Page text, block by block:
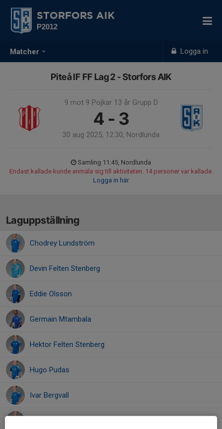
Matcher Logga in
STORFORS AIK
P2012
Piteå IF FF Lag 2 - Storfors AIK
9 mot 9 Pojkar 13 år Grupp D
4 - 3
30 aug 2025, 12:30, Nordlunda
Samling 11:45, Nordlunda
Endast kallade kunde anmäla sig till aktiviteten. 14 personer var kallade.
Logga in här
Laguppställning
Chodrey Lundström
Devin Felten Stenberg
Eddie Olsson
Germain Mtambala
Hektor Felten Stenberg
Hugo Pudas
Ivar Bergvall